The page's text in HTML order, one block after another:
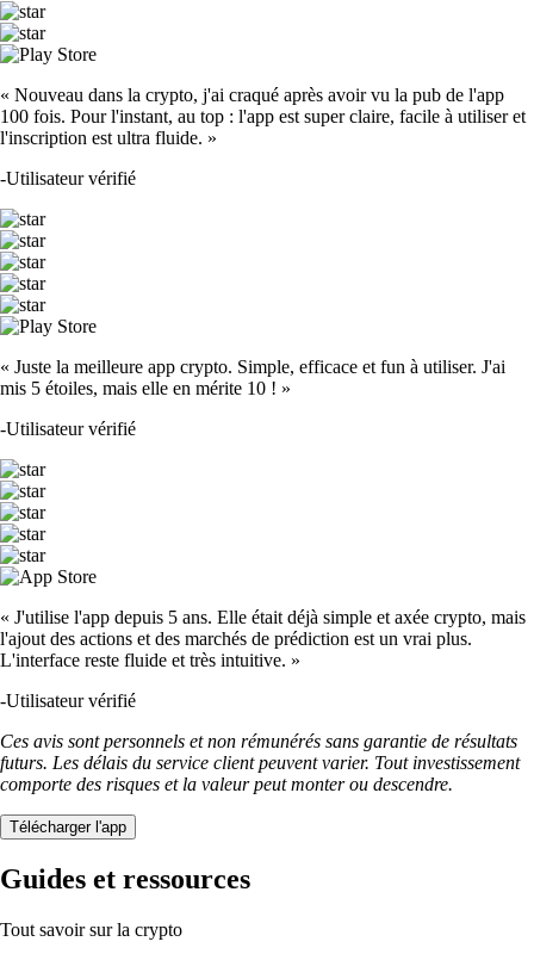
« Nouveau dans la crypto, j'ai craqué après avoir vu la pub de l'app
100 fois. Pour l'instant, au top : l'app est super claire, facile à utiliser et
l'inscription est ultra fluide. »
-Utilisateur vérifié
« Juste la meilleure app crypto. Simple, efficace et fun à utiliser. J'ai
mis 5 étoiles, mais elle en mérite 10 ! »
-Utilisateur vérifié
« J'utilise l'app depuis 5 ans. Elle était déjà simple et axée crypto, mais
l'ajout des actions et des marchés de prédiction est un vrai plus.
L'interface reste fluide et très intuitive. »
-Utilisateur vérifié
Ces avis sont personnels et non rémunérés sans garantie de résultats
futurs. Les délais du service client peuvent varier. Tout investissement
comporte des risques et la valeur peut monter ou descendre.
Télécharger l'app
Guides et ressources
Tout savoir sur la crypto